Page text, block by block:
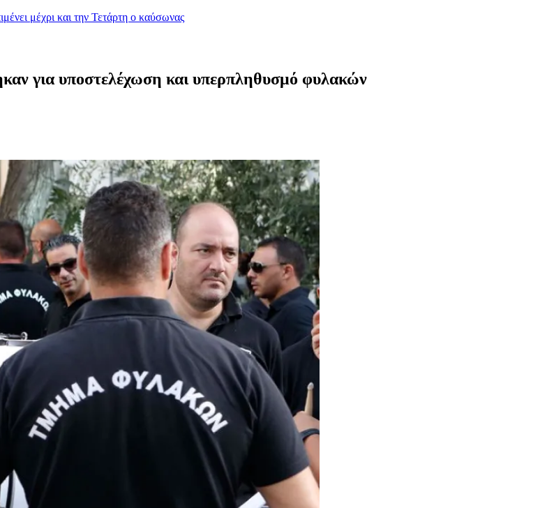
μέχρι και την Τετάρτη ο καύσωνας
για υποστελέχωση και υπερπληθυσμό φυλακών